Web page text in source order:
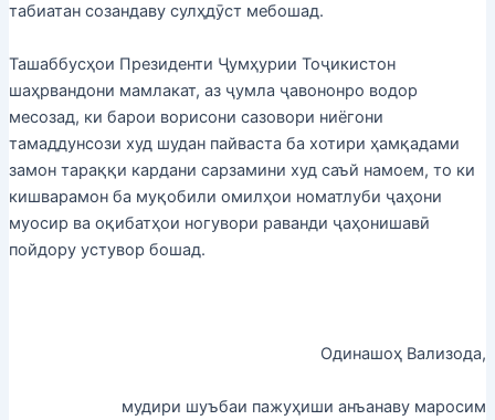
табиатан созандаву сулҳдӯст мебошад.
Ташаббусҳои Президенти Ҷумҳурии Тоҷикистон
шаҳрвандони мамлакат, аз ҷумла ҷавононро водор
месозад, ки барои ворисони сазовори ниёгони
тамаддунсози худ шудан пайваста ба хотири ҳамқадами
замон тараққи кардани сарзамини худ саъй намоем, то ки
кишварамон ба муқобили омилҳои номатлуби ҷаҳони
муосир ва оқибатҳои ногувори раванди ҷаҳонишавӣ
пойдору устувор бошад.
Одинашоҳ Вализода,
мудири шуъбаи пажуҳиши анъанаву маросим